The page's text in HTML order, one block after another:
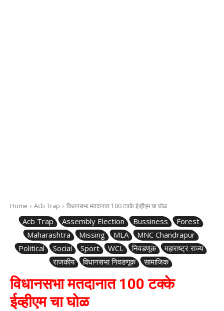
Home Acb Trap विधानसभा मतदानात 100 टक्के ईव्हीएम चा घोळ
Acb Trap Assembly Election Bussiness
Forest
Maharashtra
Missing MLA
MNC Chandrapur
Political
Social Sport WCL निवडणूक
महाराष्ट्र राज्य
राजकीय
विधानसभा निवडणूक सामाजिक
विधानसभा मतदानात 100 टक्के
ईव्हीएम चा घोळ